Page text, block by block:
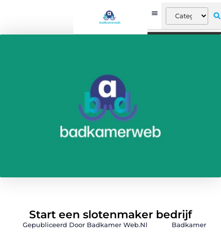
Start een slotenmaker bedrijf
Gepubliceerd Door Badkamer Web.nl Badkamer